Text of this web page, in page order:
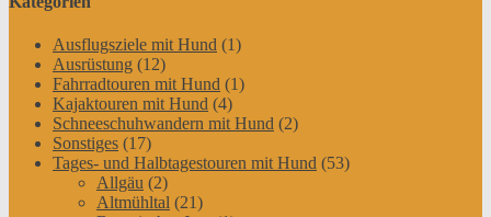
Ausflugsziele mit Hund (1)
Ausrüstung (12)
Fahrradtouren mit Hund (1)
Kajaktouren mit Hund (4)
Schneeschuhwandern mit Hund (2)
Sonstiges (17)
Tages- und Halbtagestouren mit Hund (53)
Allgäu (2)
Altmühltal (21)